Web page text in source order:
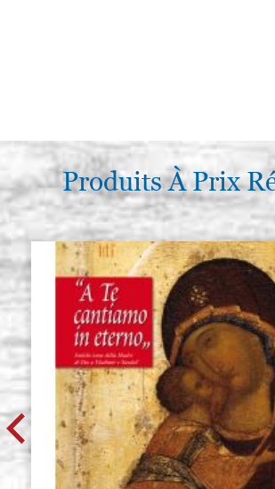
Produits À Prix